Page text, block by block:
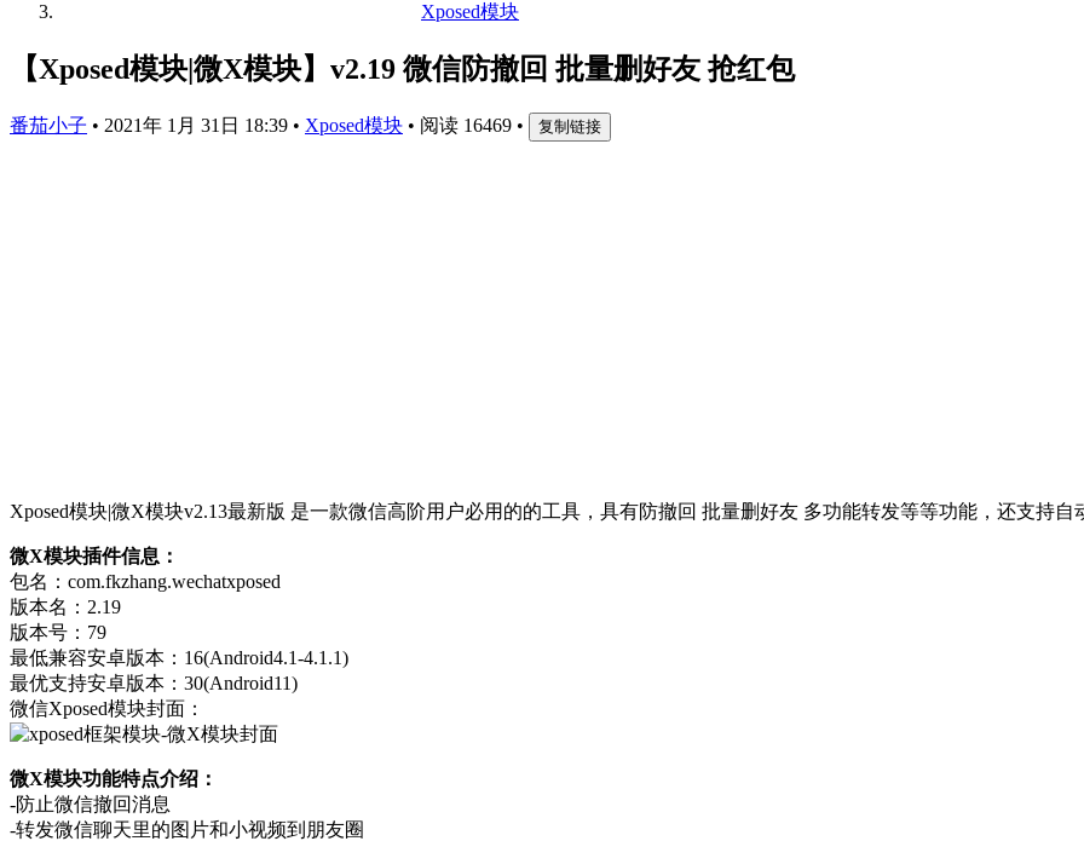
Xposed模块
【Xposed模块|微X模块】v2.19 微信防撤回 批量删好友 抢红包
番茄小子 • 2021年 1月 31日 18:39 • Xposed模块 • 阅读 16469 • 复制链接
Xposed模块|微X模块v2.13最新版 是一款微信高阶用户必用的的工具，具有防撤回 批量删好友 多功能转发等等功能，还支持自
微X模块插件信息：
包名：com.fkzhang.wechatxposed
版本名：2.19
版本号：79
最低兼容安卓版本：16(Android4.1-4.1.1)
最优支持安卓版本：30(Android11)
微信Xposed模块封面：
微X模块功能特点介绍：
-防止微信撤回消息
-转发微信聊天里的图片和小视频到朋友圈